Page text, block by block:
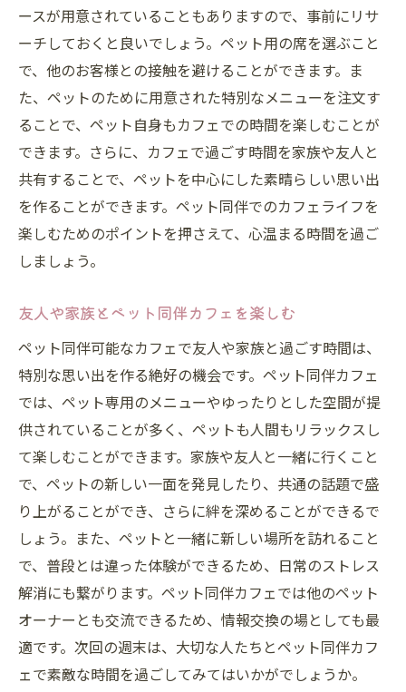
ースが用意されていることもありますので、事前にリサ
ーチしておくと良いでしょう。ペット用の席を選ぶこと
で、他のお客様との接触を避けることができます。ま
た、ペットのために用意された特別なメニューを注文す
ることで、ペット自身もカフェでの時間を楽しむことが
できます。さらに、カフェで過ごす時間を家族や友人と
共有することで、ペットを中心にした素晴らしい思い出
を作ることができます。ペット同伴でのカフェライフを
楽しむためのポイントを押さえて、心温まる時間を過ご
しましょう。
友人や家族とペット同伴カフェを楽しむ
ペット同伴可能なカフェで友人や家族と過ごす時間は、
特別な思い出を作る絶好の機会です。ペット同伴カフェ
では、ペット専用のメニューやゆったりとした空間が提
供されていることが多く、ペットも人間もリラックスし
て楽しむことができます。家族や友人と一緒に行くこと
で、ペットの新しい一面を発見したり、共通の話題で盛
り上がることができ、さらに絆を深めることができるで
しょう。また、ペットと一緒に新しい場所を訪れること
で、普段とは違った体験ができるため、日常のストレス
解消にも繋がります。ペット同伴カフェでは他のペット
オーナーとも交流できるため、情報交換の場としても最
適です。次回の週末は、大切な人たちとペット同伴カフ
ェで素敵な時間を過ごしてみてはいかがでしょうか。